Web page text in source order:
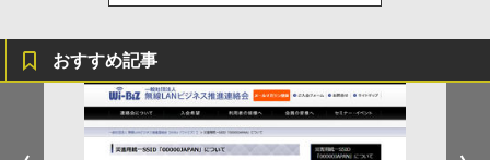
おすすめ記事